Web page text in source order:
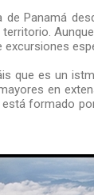
de Panamá
que es un
en
formado